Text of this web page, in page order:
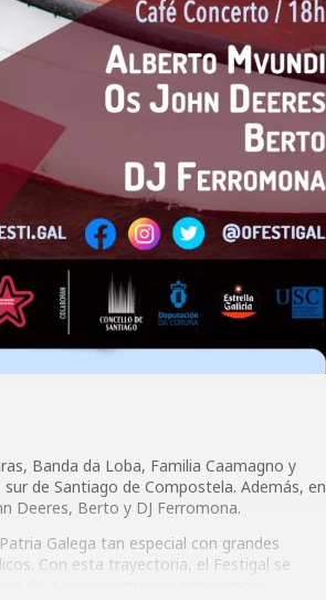
Banda da Loba, Familia Caamagno y
de Santiago de Compostela. Además, en
Deeres, Berto y DJ Ferromona.
Galega tan especial con grandes
Con esta trayectoria, el Festigal se